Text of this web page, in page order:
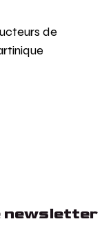
de
newsletter